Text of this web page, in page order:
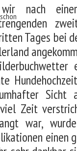
nach
Tages bei
Sicht
Zeit
war,
einen